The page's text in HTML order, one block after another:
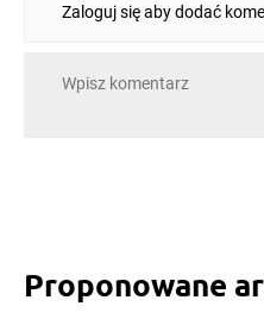
Zaloguj się aby dodać
Proponowane